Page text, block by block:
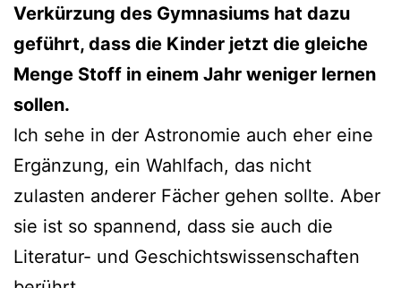
Verkürzung des Gymnasiums hat dazu
geführt, dass die Kinder jetzt die gleiche
Menge Stoff in einem Jahr weniger lernen
sollen.
Ich sehe in der Astronomie auch eher eine
Ergänzung, ein Wahlfach, das nicht
zulasten anderer Fächer gehen sollte. Aber
sie ist so spannend, dass sie auch die
Literatur- und Geschichtswissenschaften